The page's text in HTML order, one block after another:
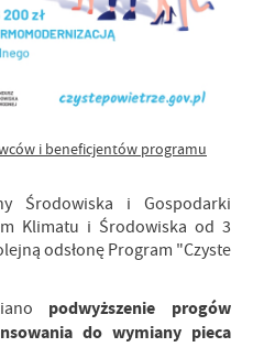
i beneficjentów programu
Środowiska i Gospodarki
Klimatu i Środowiska od 3
odsłonę Program "Czyste
podwyższenie progów
do wymiany pieca